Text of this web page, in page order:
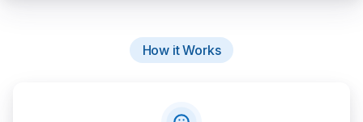
How it Works